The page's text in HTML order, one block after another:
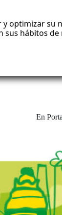
optimizar
hábitos
En